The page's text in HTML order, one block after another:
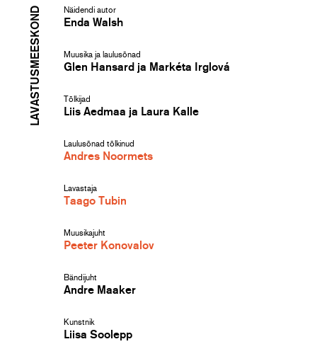
LAVASTUSMEESKOND Näidendi autor
Enda Walsh
Muusika ja laulusõnad
Glen Hansard ja Markéta Irglová
Tõlkijad
Liis Aedmaa ja Laura Kalle
Laulusõnad tõlkinud
Andres Noormets
Lavastaja
Taago Tubin
Muusikajuht
Peeter Konovalov
Bändijuht
Andre Maaker
Kunstnik
Liisa Soolepp